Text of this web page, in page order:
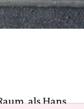
als Hans